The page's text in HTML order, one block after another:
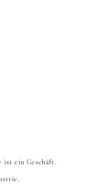
ist ein Geschäft.